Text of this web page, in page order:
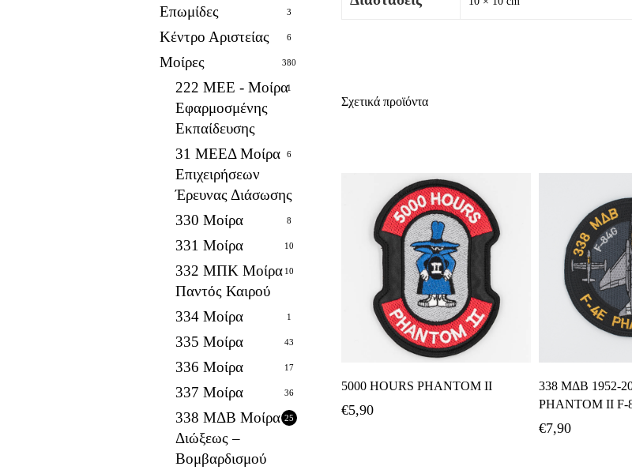
Επωμίδες 3
Κέντρο Αριστείας 6
Μοίρες 380
222 ΜΕΕ - Μοίρα
Εφαρμοσμένης
Εκπαίδευσης
1
31 ΜΕΕΔ Μοίρα
Επιχειρήσεων
Έρευνας Διάσωσης
6
330 Μοίρα 8
331 Μοίρα 10
332 ΜΠΚ Μοίρα
Παντός Καιρού
10
334 Μοίρα 1
335 Μοίρα 43
336 Μοίρα 17
337 Μοίρα 36
338 ΜΔΒ Μοίρα
Διώξεως –
Βομβαρδισμού
25
Σχετικά προϊόντα
5000 HOURS PHANTOM II
€5,90
338 ΜΔΒ 1952-
PHANTOM II F-
€7,90